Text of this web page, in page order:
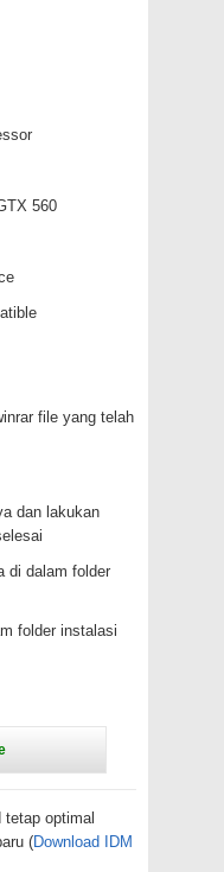
560
file yang telah
dan lakukan
di dalam folder
folder instalasi
tetap optimal
(Download IDM